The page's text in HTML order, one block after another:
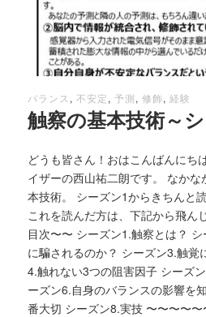
バランス , 不安定, 予測, 修飾, 経験
触察の基本技術～
どうも皆さん！おはこんばんにち
イザーの西山祐二朗です。 なか
本技術。 シーズン1からきちんと
これを読んだ方は、下記から飛ん
目次〜〜 シーズン1.触察とは？
に騙されるのか？ シーズン3.触覚
4.触れない3つの阻害因子 シーズ
ーズン6.自身のバランスの影響を
番大切 シーズン8.実技 〜〜〜〜